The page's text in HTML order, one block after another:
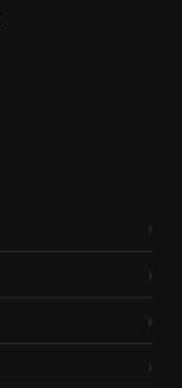
›
›
›
›